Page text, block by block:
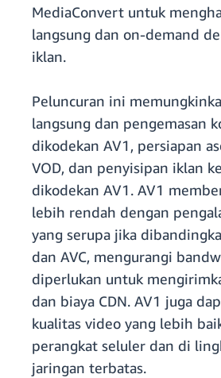
MediaConvert untuk
langsung dan on-demand
iklan.
Peluncuran ini
langsung dan pengemasan
dikodekan AV1, persiapan
VOD, dan penyisipan iklan
dikodekan AV1. AV1
lebih rendah dengan
yang serupa jika
dan AVC, mengurangi
diperlukan untuk
dan biaya CDN. AV1 juga
kualitas video yang lebih
perangkat seluler dan di
jaringan terbatas.